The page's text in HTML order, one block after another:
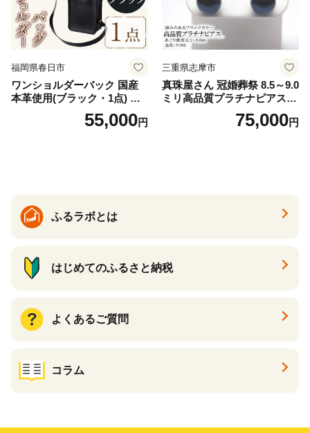
福岡県春日市
ワンショルダーバック 国産
本革使用(ブラック・1点) 鞄
バック バッグ カバン レザー
国産 日本製 牛革 黒 革 革製
55,000円
三重県志摩市
真珠屋さん 冠婚葬祭 8.5～9.0
ミリ高品質プラチナピアス P
t900 志摩産アコヤ真珠 ブラ
ックパール 黒真珠75,000円
ふるラボとは
はじめてのふるさと納税
よくあるご質問
コラム